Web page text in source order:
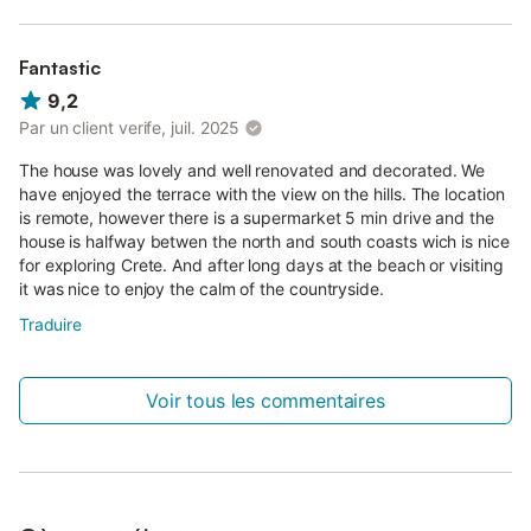
Afin de pouvoir explorer la région ainsi que les villages
environnants et les divers monuments historiques de la ville, il
est conseillé d'avoir une voiture.
Nous pouvons vous aider avec la location de voiture.
Veuillez noter que l'appartement dispose d'un espace de
stationnement.
Veuillez également noter que nous pouvons vous aider avec la
location de voiture ou la réservation d'une table dans un
restaurant.
Fantastic
9,2
Par un client verife, juil. 2025
The house was lovely and well renovated and decorated. We
have enjoyed the terrace with the view on the hills. The location
is remote, however there is a supermarket 5 min drive and the
house is halfway betwen the north and south coasts wich is nice
for exploring Crete. And after long days at the beach or visiting
it was nice to enjoy the calm of the countryside.
Traduire
Voir tous les commentaires